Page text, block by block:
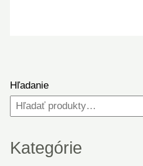
Hľadanie
Kategórie